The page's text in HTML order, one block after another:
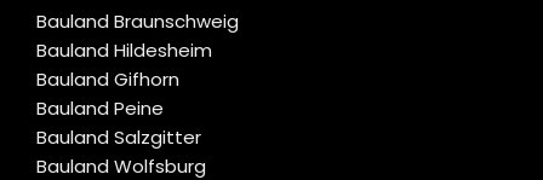
Bauland Braunschweig
Bauland Hildesheim
Bauland Gifhorn
Bauland Peine
Bauland Salzgitter
Bauland Wolfsburg